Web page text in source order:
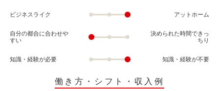
ビジネスライク アットホーム
自分の都合に合わせや
すい
決められた時間できっ
ちり
知識・経験が必要 知識・経験が不要
働き方・シフト・収入例